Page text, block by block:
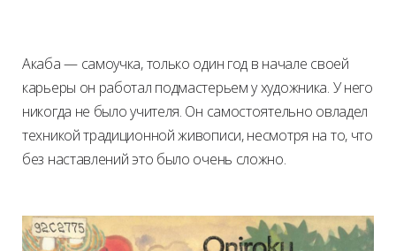
Акаба — самоучка, только один год в начале своей
карьеры он работал подмастерьем у художника. У него
никогда не было учителя. Он самостоятельно овладел
техникой традиционной живописи, несмотря на то, что
без наставлений это было очень сложно.